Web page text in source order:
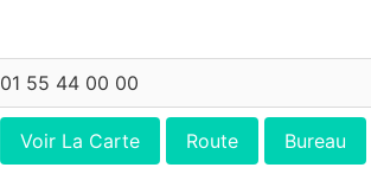
01 55 44 00 00
Voir La Carte Route Bureau